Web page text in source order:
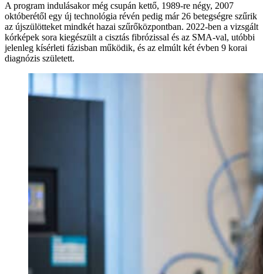
A program indulásakor még csupán kettő, 1989-re négy, 2007
októberétől egy új technológia révén pedig már 26 betegségre szűrik
az újszülötteket mindkét hazai szűrőközpontban. 2022-ben a vizsgált
kórképek sora kiegészült a cisztás fibrózissal és az SMA-val, utóbbi
jelenleg kísérleti fázisban működik, és az elmúlt két évben 9 korai
diagnózis született.